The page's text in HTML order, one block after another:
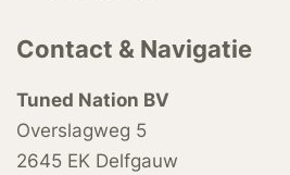
Contact & Navigatie
Tuned Nation BV
Overslagweg 5
2645 EK Delfgauw